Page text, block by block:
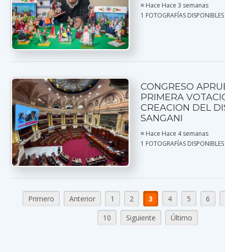
≡ Hace Hace 3 semanas
1 FOTOGRAFÍAS DISPONIBLES
CONGRESO
PRIMERA
CREACION DEL
SANGANI
≡ Hace Hace 4 semanas
1 FOTOGRAFÍAS DISPONIBLES
Primero Anterior 1 2 3 4 5
6
10
Siguiente Último